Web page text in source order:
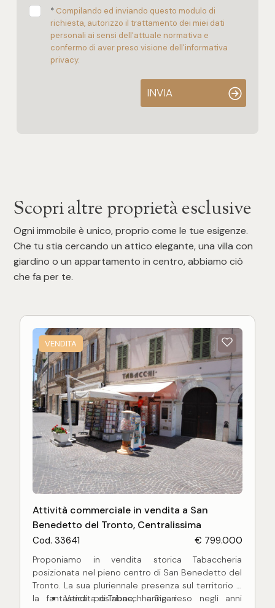
* Compilando ed inviando questo modulo di
richiesta, autorizzo il trattamento dei miei dati
personali ai sensi dell'attuale normativa e
confermo di aver preso visione dell'informativa
privacy.
INVIA
Scopri altre proprietà esclusive
Ogni immobile è unico, proprio come le tue esigenze.
Che tu stia cercando un attico elegante, una villa con
giardino o un appartamento in centro, abbiamo ciò
che fa per te.
VENDITA
Attività commerciale in vendita a San
Benedetto del Tronto, Centralissima
Cod. 33641 € 799.000
Proponiamo in vendita storica Tabaccheria
posizionata nel pieno centro di San Benedetto del
Tronto. La sua pluriennale presenza sul territorio e
la fantastica posizione, hanno reso negli anni
Vendita di Tabacchi e Sigari